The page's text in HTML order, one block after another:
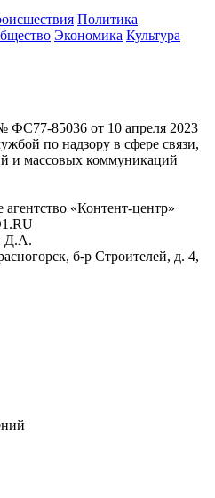
Политика
Экономика Культура
ФС77-85036 от 10 апреля 2023
по надзору в сфере связи,
и массовых коммуникаций
«Контент-центр»
Д.А.
б-р Строителей, д. 4,